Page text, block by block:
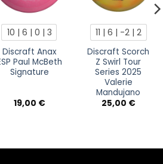
10 | 6 | 0 | 3
Discraft Anax
Paul McBeth
Signature
19,00 €
11 | 6 | -2 | 2
Discraft Scorch
Z Swirl Tour
Series 2025
Valerie
Mandujano
25,00 €